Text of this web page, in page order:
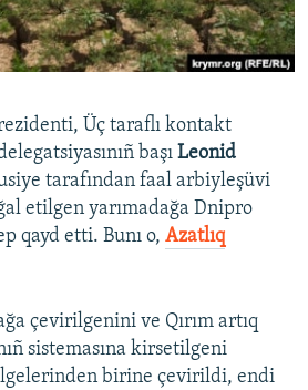
Üç taraflı kontakt
başı Leonid
tarafından faal arbiyleşüvi
etilgen yarımadağa Dnipro
qayd etti. Bunı o, Azatlıq
çevirilgenini ve Qırım artıq
sistemasına kirsetilgeni
birine çevirildi, endi